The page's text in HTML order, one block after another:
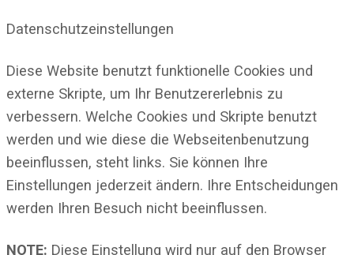
Datenschutzeinstellungen
Diese Website benutzt funktionelle Cookies und
externe Skripte, um Ihr Benutzererlebnis zu
verbessern. Welche Cookies und Skripte benutzt
werden und wie diese die Webseitenbenutzung
beeinflussen, steht links. Sie können Ihre
Einstellungen jederzeit ändern. Ihre Entscheidungen
werden Ihren Besuch nicht beeinflussen.
NOTE: Diese Einstellung wird nur auf den Browser